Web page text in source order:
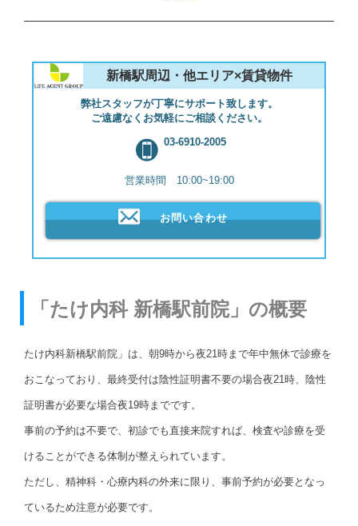
新橋駅周辺・他エリア×賃貸物件
弊社スタッフが丁寧にサポート致します。
ご遠慮なくお気軽にご相談ください。
03-6910-2005
営業時間 10:00~19:00
お問い合わせ
「たけ内科 新橋駅前院」の概要
たけ内科新橋駅前院」は、朝9時から夜21時まで年中無休で診療を
おこなっており、最終受付は陰性証明書不要の場合夜21時、陰性
証明書が必要な場合夜19時までです。
事前の予約は不要で、初診でも直接来院すれば、検査や診療を受
けることができる体制が整えられています。
ただし、精神科・心療内科の外来に限り、事前予約が必要となっ
ているため注意が必要です。